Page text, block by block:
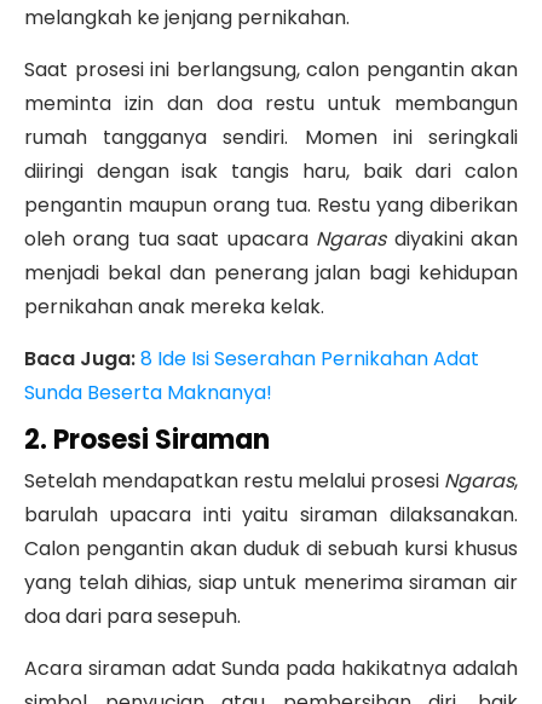
melangkah ke jenjang pernikahan.
Saat prosesi ini berlangsung, calon pengantin akan
meminta izin dan doa restu untuk membangun
rumah tangganya sendiri. Momen ini seringkali
diiringi dengan isak tangis haru, baik dari calon
pengantin maupun orang tua. Restu yang diberikan
oleh orang tua saat upacara Ngarasdiyakini akan
menjadi bekal dan penerang jalan bagi kehidupan
pernikahan anak mereka kelak.
Baca Juga:8 Ide Isi Seserahan Pernikahan Adat
Sunda Beserta Maknanya!
2. Prosesi Siraman
Setelah mendapatkan restu melalui prosesi Ngaras,
barulah upacara inti yaitu siraman dilaksanakan.
Calon pengantin akan duduk di sebuah kursi khusus
yang telah dihias, siap untuk menerima siraman air
doa dari para sesepuh.
Acara siraman adat Sunda pada hakikatnya adalah